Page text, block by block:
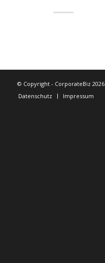
© Copyright - CorporateBiz 2026
Datenschutz
Impressum